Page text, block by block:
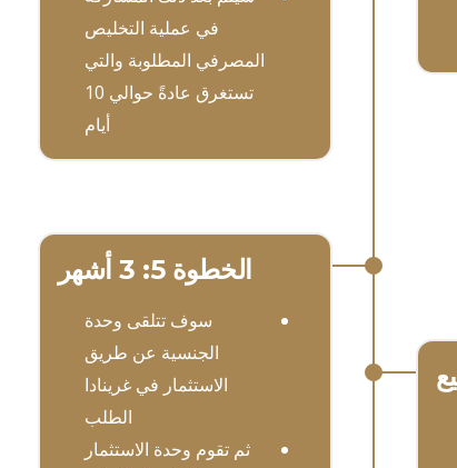
في عملية التخليص
المصرفي المطلوبة والتي
تستغرق عادةً حوالي 10
أيام
الخطوة 5: 3 أشهر
سوف تتلقى وحدة
الجنسية عن طريق
الاستثمار في غرينادا
الطلب
ثم تقوم وحدة الاستثمار